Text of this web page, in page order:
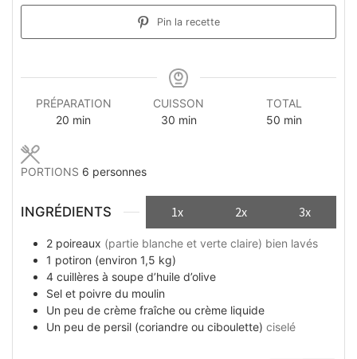
Pin la recette
PRÉPARATION
20 minutes
min
CUISSON
30minutes
min
TOTAL
50minutes
min
PORTIONS 6 personnes
INGRÉDIENTS 1x 2x 3x
2 poireaux (partie blanche et verte claire) bien lavés
1 potiron (environ 1,5 kg)
4 cuillères à soupe d’huile d’olive
Sel et poivre du moulin
Un peu de crème fraîche ou crème liquide
Un peu de persil (coriandre ou ciboulette) ciselé